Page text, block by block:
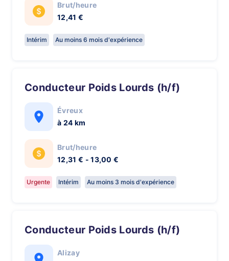
Brut/heure
12,41 €
Intérim Au moins 6 mois d'expérience
Conducteur Poids Lourds (h/f)
Évreux
à 24 km
Brut/heure
12,31 € - 13,00 €
Urgente Intérim Au moins 3 mois d'expérience
Conducteur Poids Lourds (h/f)
Alizay